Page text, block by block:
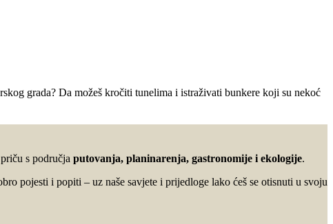
grada? Da možeš kročiti tunelima i istraživati bunkere koji su nekoć
s područja putovanja, planinarenja, gastronomije i ekologije.
pojesti i popiti – uz naše savjete i prijedloge lako ćeš se otisnuti u svoju